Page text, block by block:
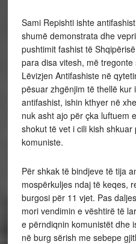
Sami Repishti ishte
shumë demonstrata dhe
pushtimit fashist të
para disa vitesh, më
Lëvizjen Antifashiste në
pësuar zhgënjim të thellë kur
antifashist, ishin kthyer në
nuk asht ajo për çka luftuem
shokut të vet i cili kish
komuniste.
Për shkak të bindjeve të tija
mospërkuljes ndaj të keqes,
burgosi për 11 vjet. Pas
mori vendimin e vështirë të
e përndiqnin komunistët dhe
në burg sërish me sebepe